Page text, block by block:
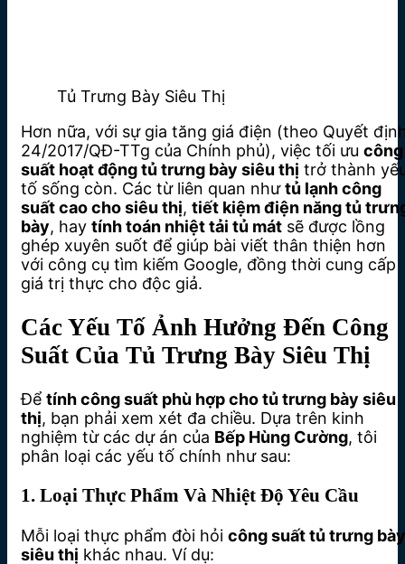
Tủ Trưng Bày Siêu Thị
Hơn nữa, với sự gia tăng giá điện (theo Quyết
24/2017/QĐ-TTg của Chính phủ), việc tối ưu công
suất hoạt động tủ trưng bày siêu thị trở thành
tố sống còn. Các từ liên quan nhưtủ lạnh công
suất cao cho siêu thị, tiết kiệm điện năng tủ
bày, hay tính toán nhiệt tải tủ mát sẽ được lồng
ghép xuyên suốt để giúp bài viết thân thiện hơn
với công cụ tìm kiếm Google, đồng thời cung cấp
giá trị thực cho độc giả.
Các Yếu Tố Ảnh Hưởng Đến Công
Suất Của Tủ Trưng Bày Siêu Thị
Để tính công suất phù hợp cho tủ trưng bày siêu
thị, bạn phải xem xét đa chiều. Dựa trên kinh
nghiệm từ các dự án của Bếp Hùng Cường, tôi
phân loại các yếu tố chính như sau:
1. Loại Thực Phẩm Và Nhiệt Độ Yêu Cầu
Mỗi loại thực phẩm đòi hỏi công suất tủ trưng bày
siêu thị khác nhau. Ví dụ: